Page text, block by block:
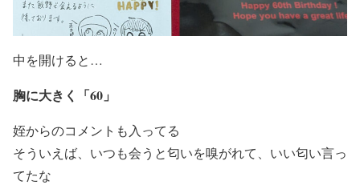
中を開けると…
胸に大きく「60」
姪からのコメントも入ってる
そういえば、いつも会うと匂いを嗅がれて、いい匂い言っ
てたな